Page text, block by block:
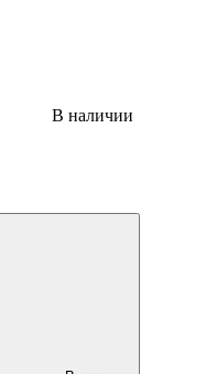
В наличии